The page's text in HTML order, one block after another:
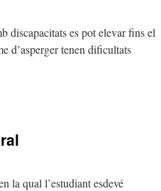
discapacitats es pot elevar fins el
d’asperger tenen dificultats
la qual l’estudiant esdevé